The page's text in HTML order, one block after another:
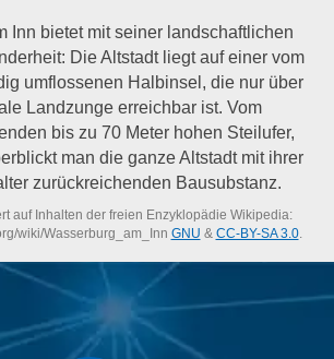
Inn bietet mit seiner landschaftlichen
Die Altstadt liegt auf einer vom
umflossenen Halbinsel, die nur über
Landzunge erreichbar ist. Vom
bis zu 70 Meter hohen Steilufer,
man die ganze Altstadt mit ihrer
zurückreichenden Bausubstanz.
auf Inhalten der freien Enzyklopädie Wikipedia:
wiki/Wasserburg_am_Inn GNU & CC-BY-SA 3.0.